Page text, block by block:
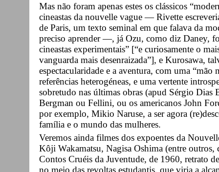
Mas não foram apenas estes os clássicos
cineastas da nouvelle vague — Rivette
de Paris, um texto seminal em que falava da
preciso aprender —, já Ozu, como diz Daney,
cineastas experimentais” [“e curiosamente o
vanguarda mais desenraizada”], e Kurosawa,
espectacularidade e a aventura, com uma “mão
referências heterogéneas, e uma vertente
sobretudo nas últimas obras (apud Sérgio Dias
Bergman ou Fellini, ou os americanos John
por exemplo, Mikio Naruse, a ser agora
família e o mundo das mulheres.
Veremos ainda filmes dos expoentes da
Kôji Wakamatsu, Nagisa Oshima (entre outros,
Contos Cruéis da Juventude, de 1960, retrato
no meio das revoltas estudantis, que viria a